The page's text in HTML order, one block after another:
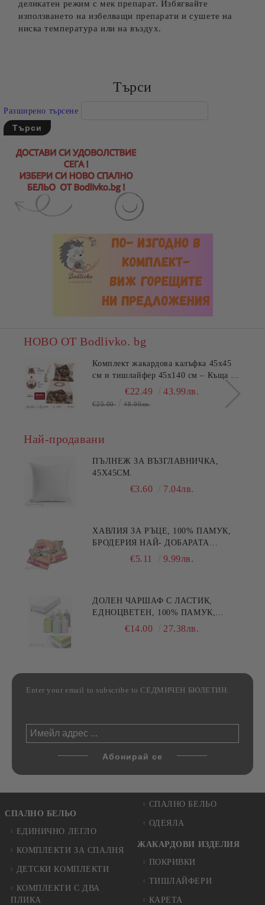
деликатен режим с мек препарат. Избягвайте
използването на избелващи препарати и сушете на
ниска температура или на въздух.
Търси
Разширено търсене
НОВО ОТ Bodlivko. bg
Комплект жакардова калъфка 45x45
см и тишлайфер 45x140 см – Къща с
€22.49 43.99лв.
€25.00 48.90лв.
Най-продавани
ПЪЛНЕЖ ЗА ВЪЗГЛАВНИЧКА,
45X45СМ.
€3.60 7.04лв.
ХАВЛИЯ ЗА РЪЦЕ, 100% ПАМУК,
БРОДЕРИЯ НАЙ- ДОБАРАТА
МАЙКА/БАБА , РАЗМЕР:
€5.11 9.99лв.
ДОЛЕН ЧАРШАФ С ЛАСТИК,
ЕДНОЦВЕТЕН, 100% ПАМУК,
РАЗЛИЧНИ РАЗМЕРИ
€14.00 27.38лв.
Enter your email to subscribe to СЕДМИЧЕН БЮЛЕТИН:
СПАЛНО БЕЛЬО
ЕДИНИЧНО ЛЕГЛО
КОМПЛЕКТИ ЗА СПАЛНЯ
ДЕТСКИ КОМПЛЕКТИ
КОМПЛЕКТИ С ДВА
ПЛИКА
СПАЛНО БЕЛЬО
ОДЕЯЛА
ЖАКАРДОВИ ИЗДЕЛИЯ
ПОКРИВКИ
ТИШЛАЙФЕРИ
КАРЕТА